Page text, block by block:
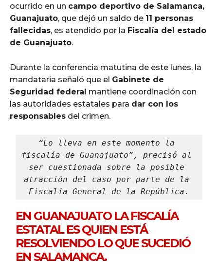
ocurrido en un campo deportivo de Salamanca,
Guanajuato, que dejó un saldo de 11 personas
fallecidas, es atendido por la Fiscalía del estado
de Guanajuato.
Durante la conferencia matutina de este lunes, la
mandataria señaló que el Gabinete de
Seguridad federal mantiene coordinación con
las autoridades estatales para dar con los
responsables del crimen.
“Lo lleva en este momento la
fiscalía de Guanajuato”, precisó al
ser cuestionada sobre la posible
atracción del caso por parte de la
Fiscalía General de la República.
EN GUANAJUATO LA FISCALÍA
ESTATAL ES QUIEN ESTÁ
RESOLVIENDO LO QUE SUCEDIÓ
EN SALAMANCA.